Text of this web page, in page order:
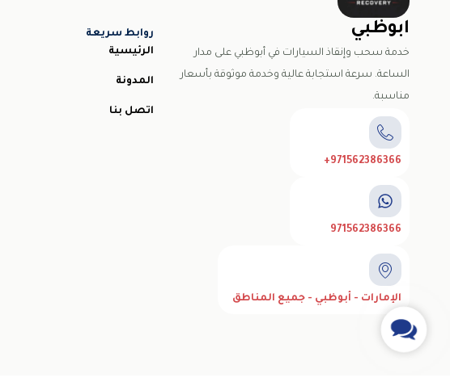
ابوظبي
خدمة سحب وإنقاذ السيارات في أبوظبي على مدار
الساعة. سرعة استجابة عالية وخدمة موثوقة بأسعار
مناسبة.
971562386366+
971562386366
الإمارات - أبوظبي - جميع المناطق
روابط سريعة
الرئيسية
المدونة
اتصل بنا
Contact
Us